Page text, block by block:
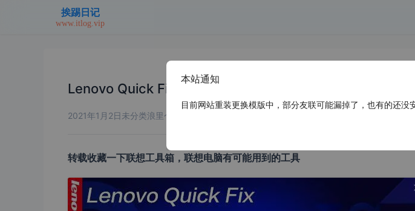
Lenovo Quick Fix 联想智能解决工具合集收藏--By：联想
2021年1月2日未分类浪里个浪
转载收藏一下联想工具箱，联想电脑有可能用到的工具
本站通知
目前网站重装更换模版中，部分友联可能漏掉了，也有的还